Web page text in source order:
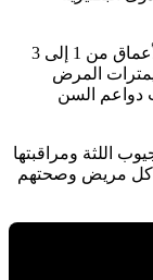
ما هو جيب اللثة في القياس السريري؟ تعتبر الأعماق من 1 إلى 3
وتحدد الأعماق من 4 إلى 5 مليمترات المرض
التهاب دواعم السن
اللثة ومراقبتها
كل مريض وصحتهم